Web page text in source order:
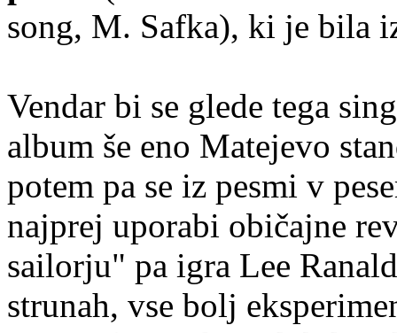
song, M. Safka), ki je bila
Vendar bi se glede tega
album še eno Matejevo
potem pa se iz pesmi v
najprej uporabi običajne
sailorju" pa igra Lee
strunah, vse bolj